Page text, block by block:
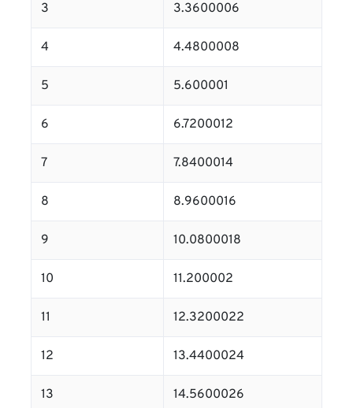
3 3.3600006
4 4.4800008
5 5.600001
6 6.7200012
7 7.8400014
8 8.9600016
9 10.0800018
10 11.200002
11 12.3200022
12 13.4400024
13 14.5600026